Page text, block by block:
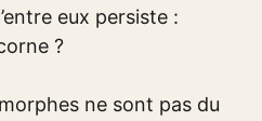
eux persiste :
?
ne sont pas du